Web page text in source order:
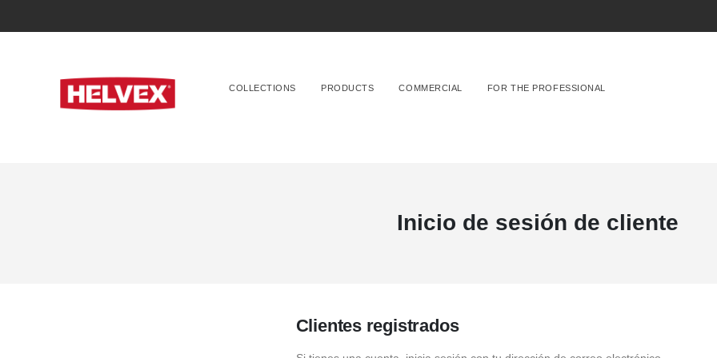
COLLECTIONS PRODUCTS COMMERCIAL FOR THE PROFESSIONAL
Inicio de sesión de cliente
Clientes registrados